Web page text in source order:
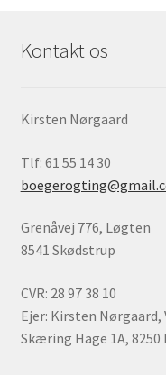
Kontakt os
Kirsten Nørgaard
Tlf: 61 55 14 30
Grenåvej 776, Løgten
8541 Skødstrup
CVR: 28 97 38 10
Ejer: Kirsten Nørgaard,
Skæring Hage 1A, 8250